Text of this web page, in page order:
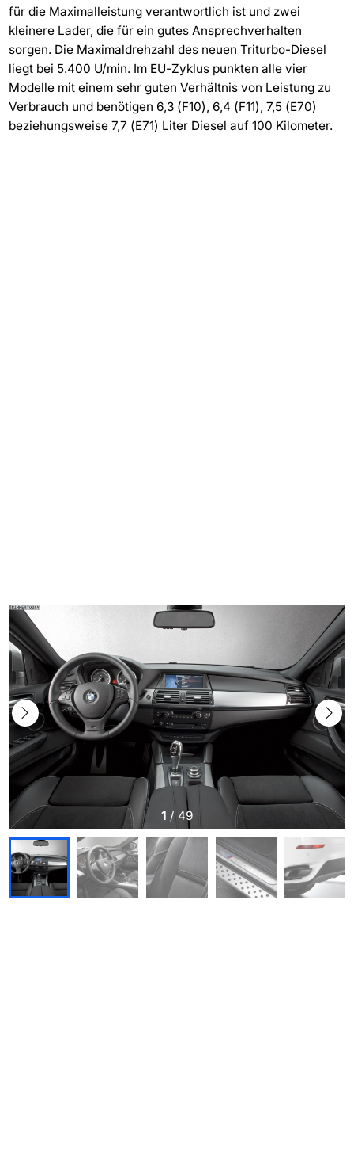
für die Maximalleistung verantwortlich ist und zwei
kleinere Lader, die für ein gutes Ansprechverhalten
sorgen. Die Maximaldrehzahl des neuen Triturbo-Diesel
liegt bei 5.400 U/min. Im EU-Zyklus punkten alle vier
Modelle mit einem sehr guten Verhältnis von Leistung zu
Verbrauch und benötigen 6,3 (F10), 6,4 (F11), 7,5 (E70)
beziehungsweise 7,7 (E71) Liter Diesel auf 100 Kilometer.
1 / 49